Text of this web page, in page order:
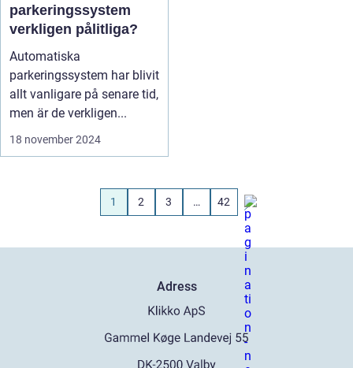
parkeringssystem
verkligen pålitliga?
Automatiska
parkeringssystem har blivit
allt vanligare på senare tid,
men är de verkligen...
18 november 2024
1 2 3 … 42
Adress